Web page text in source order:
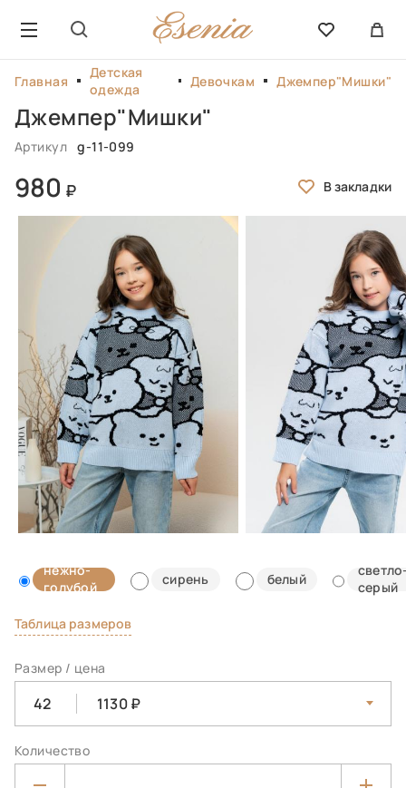
Главная
Детская
одежда
Девочкам Джемпер"Мишки"
Джемпер"Мишки"
Артикул g-11-099
980
нежно-
голубой
сирень белый
серый
Таблица размеров
Размер / цена
42 1130
Количество